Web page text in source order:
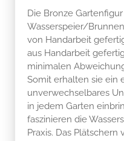
Die Bronze Gartenfigur
Wasserspeier/
von Handarbeit
aus Handarbeit
minimalen
Somit erhalten sie ein
unverwechselbares
in jedem Garten
faszinieren die
Praxis. Das